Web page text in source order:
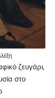
ζευγάρι,
στο